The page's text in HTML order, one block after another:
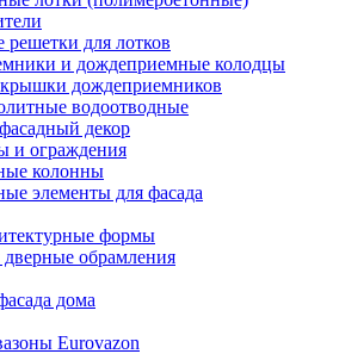
для лотков
и дождеприемные колодцы
дождеприемников
водоотводные
декор
и ограждения
колонны
элементы для фасада
формы
обрамления
дома
Eurovazon